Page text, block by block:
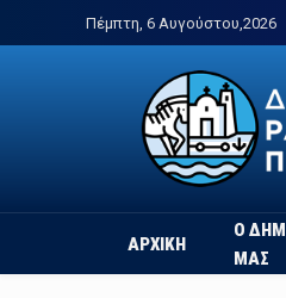
Πέμπτη, 6 Αυγούστου,2026
ΑΡΧΙΚΗ
Ο
ΜΑΣ